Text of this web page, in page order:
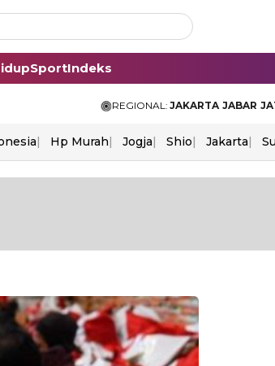
SportIndeks
REGIONAL: JAKARTA JABAR
Hp Murah Jogja Shio Jakarta